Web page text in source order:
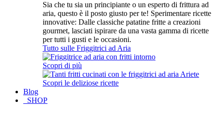
Sia che tu sia un principiante o un esperto di frittura ad
aria, questo è il posto giusto per te! Sperimentare ricette
innovative: Dalle classiche patatine fritte a creazioni
gourmet, lasciati ispirare da una vasta gamma di ricette
per tutti i gusti e le occasioni.
Tutto sulle Friggitrici ad Aria
Scopri di più
Scopri le deliziose ricette
Blog
SHOP